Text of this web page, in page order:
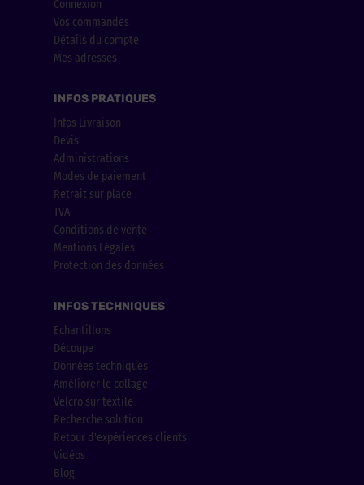
Connexion
Vos commandes
Détails du compte
Mes adresses
INFOS PRATIQUES
Infos Livraison
Devis
Administrations
Modes de paiement
Retrait sur place
TVA
Conditions de vente
Mentions Légales
Protection des données
INFOS TECHNIQUES
Echantillons
Découpe
Données techniques
Améliorer le collage
Velcro sur textile
Recherche solution
Retour d'expériences clients
Vidéos
Blog